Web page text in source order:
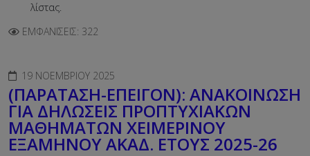
λίστας.
ΕΜΦΑΝΊΣΕΙΣ: 322
19 ΝΟΕΜΒΡΊΟΥ 2025
(ΠΑΡΑΤΑΣΗ-ΕΠΕΙΓΟΝ): ΑΝΑΚΟΙΝΩΣΗ
ΓΙΑ ΔΗΛΩΣΕΙΣ ΠΡΟΠΤΥΧΙΑΚΩΝ
ΜΑΘΗΜΑΤΩΝ ΧΕΙΜΕΡΙΝΟΥ
ΕΞΑΜΗΝΟΥ ΑΚΑΔ. ΕΤΟΥΣ 2025-26